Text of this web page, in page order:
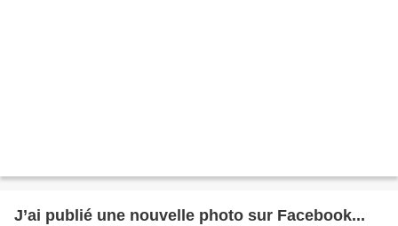
J’ai publié une nouvelle photo sur Facebook...